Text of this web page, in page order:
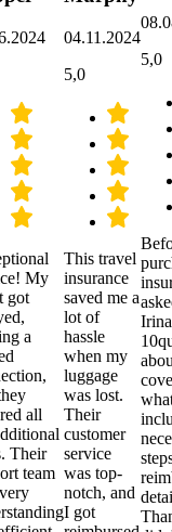
My
got
a
all
Their
team
04.11.2024
5,0
This travel
insurance
saved me a
lot of
hassle
when my
luggage
was lost.
Their
customer
service
was top-
notch, and
I got
5,0